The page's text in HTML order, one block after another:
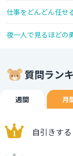
仕事をどんどん任せ
夜一人で見るほどの
質問ラン
週間 月
自引きす